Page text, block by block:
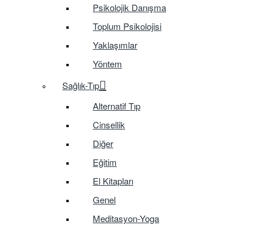
Psikolojik Danışma
Toplum Psikolojisi
Yaklaşımlar
Yöntem
Sağlık-Tıp
Alternatif Tıp
Cinsellik
Diğer
Eğitim
El Kitapları
Genel
Meditasyon-Yoga